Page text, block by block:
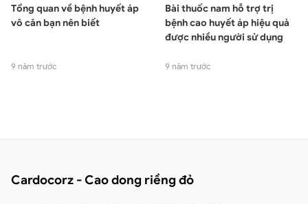
Tổng quan về bệnh huyết áp
vô căn bạn nên biết
9 năm trước
Bài thuốc nam hỗ trợ trị
bệnh cao huyết áp hiệu quả
được nhiều người sử dụng
9 năm trước
Cardocorz - Cao dong riềng đỏ